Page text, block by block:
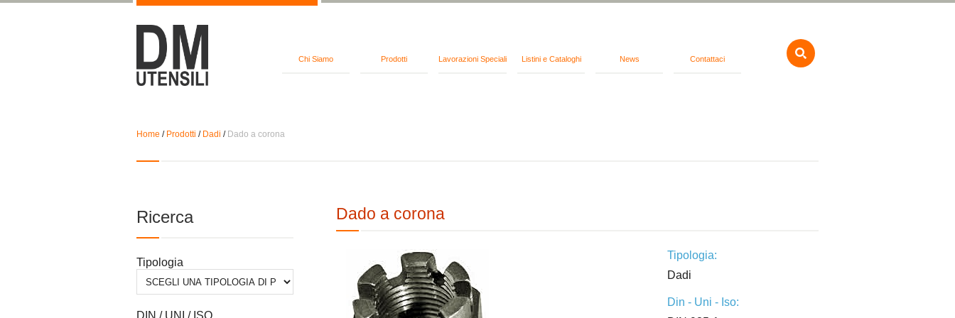
Chi Siamo Prodotti Lavorazioni Speciali Listini e Cataloghi News Contattaci
Home / Prodotti / Dadi / Dado a corona
Dado a corona
Tipologia:
Dadi
Din - Uni - Iso:
Ricerca
Tipologia
DIN / UNI / ISO